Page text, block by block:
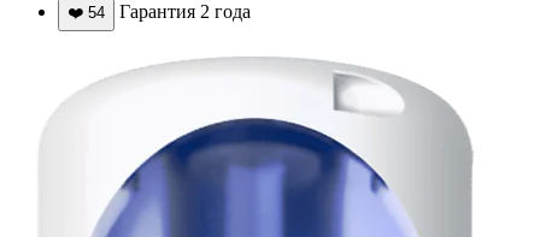
❤️ 54 Гарантия 2 года